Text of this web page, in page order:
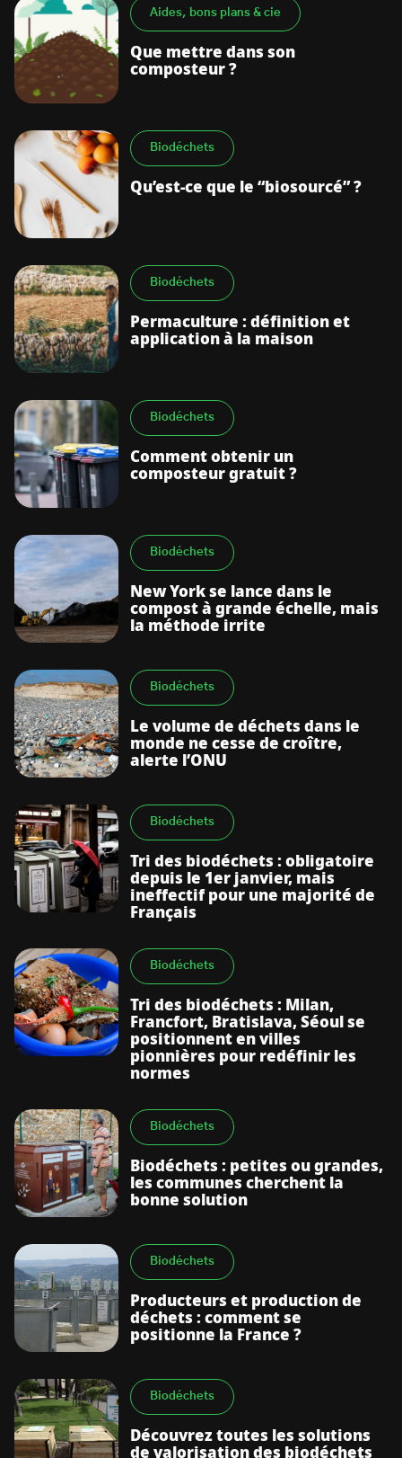
Aides, bons plans & cie
Que mettre dans son
composteur ?
Biodéchets
Qu’est-ce que le “biosourcé” ?
Biodéchets
Permaculture : définition et
application à la maison
Biodéchets
Comment obtenir un
composteur gratuit ?
Biodéchets
New York se lance dans le
compost à grande échelle, mais
la méthode irrite
Biodéchets
Le volume de déchets dans le
monde ne cesse de croître,
alerte l’ONU
Biodéchets
Tri des biodéchets : obligatoire
depuis le 1er janvier, mais
ineffectif pour une majorité de
Français
Biodéchets
Tri des biodéchets : Milan,
Francfort, Bratislava, Séoul se
positionnent en villes
pionnières pour redéfinir les
normes
Biodéchets
Biodéchets : petites ou grandes,
les communes cherchent la
bonne solution
Biodéchets
Producteurs et production de
déchets : comment se
positionne la France ?
Biodéchets
Découvrez toutes les solutions
de valorisation des biodéchets